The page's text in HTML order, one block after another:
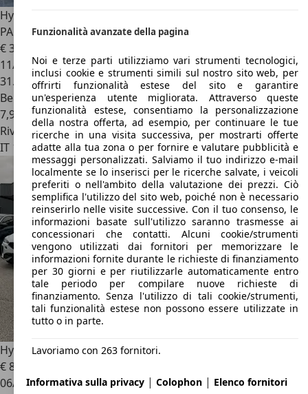
Hyundai i30
PANO
€ 32.990
11/2022
31.172 km
Benzina
7,9 l/100 km (comb.)
Rivenditore
IT 17100Savona
Hyundai i30i30 SW COMFORT 1.6 crdi 110cv
€ 8.900
06/2015
Funzionalità avanzate della pagina
Noi e terze parti utilizziamo vari strumenti tecnologici,
inclusi cookie e strumenti simili sul nostro sito web, per
offrirti funzionalità estese del sito e garantire
un'esperienza utente migliorata. Attraverso queste
funzionalità estese, consentiamo la personalizzazione
della nostra offerta, ad esempio, per continuare le tue
ricerche in una visita successiva, per mostrarti offerte
adatte alla tua zona o per fornire e valutare pubblicità e
messaggi personalizzati. Salviamo il tuo indirizzo e-mail
localmente se lo inserisci per le ricerche salvate, i veicoli
preferiti o nell'ambito della valutazione dei prezzi. Ciò
semplifica l'utilizzo del sito web, poiché non è necessario
reinserirlo nelle visite successive. Con il tuo consenso, le
informazioni basate sull'utilizzo saranno trasmesse ai
concessionari che contatti. Alcuni cookie/strumenti
vengono utilizzati dai fornitori per memorizzare le
informazioni fornite durante le richieste di finanziamento
per 30 giorni e per riutilizzarle automaticamente entro
tale periodo per compilare nuove richieste di
finanziamento. Senza l'utilizzo di tali cookie/strumenti,
tali funzionalità estese non possono essere utilizzate in
tutto o in parte.
Lavoriamo con 263 fornitori.
Informativa sulla privacy | Colophon | Elenco fornitori